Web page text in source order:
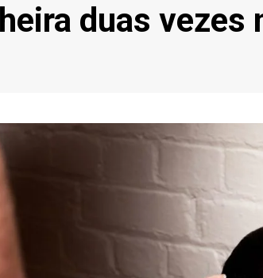
duas vezes